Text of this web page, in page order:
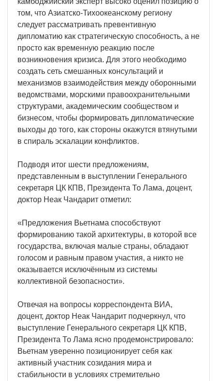
том, что Азиатско-Тихоокеанскому региону
следует рассматривать превентивную
дипломатию как стратегическую способность, а не
просто как временную реакцию после
возникновения кризиса. Для этого необходимо
создать сеть смешанных консультаций и
механизмов взаимодействия между оборонными
ведомствами, морскими правоохранительными
структурами, академическим сообществом и
бизнесом, чтобы формировать дипломатические
выходы до того, как стороны окажутся втянутыми
в спираль эскалации конфликтов.
Подводя итог шести предложениям,
представленным в выступлении Генерального
секретаря ЦК КПВ, Президента То Лама, доцент,
доктор Неак Чандарит отметил:
«Предложения Вьетнама способствуют
формированию такой архитектуры, в которой все
государства, включая малые страны, обладают
голосом и равным правом участия, а никто не
оказывается исключённым из системы
коллективной безопасности».
Отвечая на вопросы корреспондента ВИА,
доцент, доктор Неак Чандарит подчеркнул, что
выступление Генерального секретаря ЦК КПВ,
Президента То Лама ясно продемонстрировало:
Вьетнам уверенно позиционирует себя как
активный участник созидания мира и
стабильности в условиях стремительно